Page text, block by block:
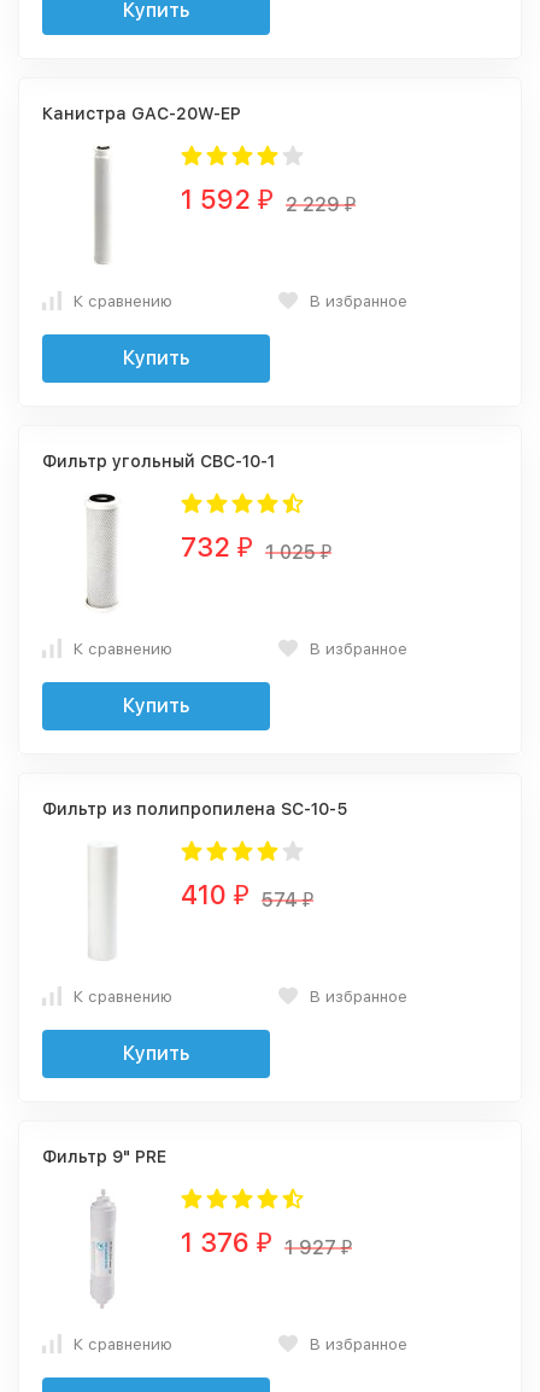
Купить
Канистра GAC-20W-EP
1 592 ₽ 2 229₽
К сравнению В избранное
Купить
Фильтр угольный CBC-10-1
732 ₽ 1 025₽
К сравнению В избранное
Купить
Фильтр из полипропилена SC-10-5
410 ₽ 574₽
К сравнению В избранное
Купить
Фильтр 9" PRE
1 376 ₽ 1 927₽
К сравнению В избранное